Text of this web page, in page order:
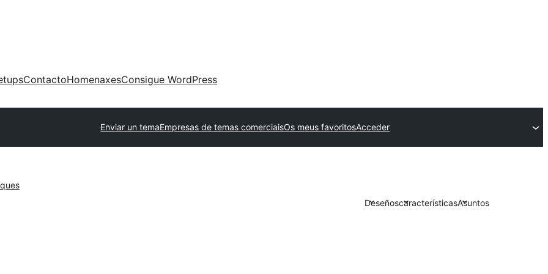
ContactoHomenaxesConsigue WordPress
Enviar un temaEmpresas de temas comerciaisOs meus favoritosAcceder
DeseñoscaracterísticasAsuntos